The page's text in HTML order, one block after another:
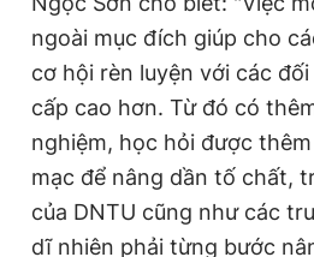
ngoài mục đích giúp cho
cơ hội rèn luyện với các
cấp cao hơn. Từ đó có
nghiệm, học hỏi được
mạc để nâng dần tố chất,
của DNTU cũng như các
dĩ nhiên phải từng bước